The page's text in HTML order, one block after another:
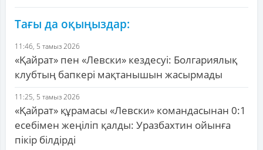
Тағы да оқыңыздар:
11:46, 5 тамыз 2026
«Қайрат» пен «Левски» кездесуі: Болгариялық
клубтың бапкері мақтанышын жасырмады
11:25, 5 тамыз 2026
«Қайрат» құрамасы «Левски» командасынан 0:1
есебімен жеңіліп қалды: Уразбахтин ойынға
пікір білдірді